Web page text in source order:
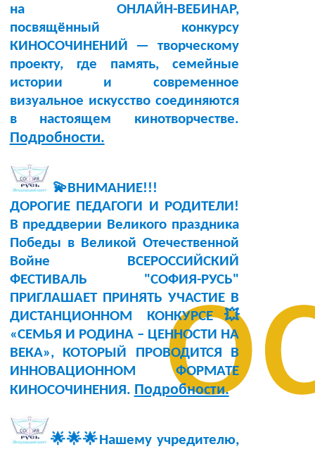
на ОНЛАЙН-ВЕБИНАР,
посвящённый конкурсу
КИНОСОЧИНЕНИЙ — творческому
проекту, где память, семейные
истории и современное
визуальное искусство соединяются
в настоящем кинотворчестве.
Подробности.
💫ВНИМАНИЕ!!!
ДОРОГИЕ ПЕДАГОГИ И РОДИТЕЛИ!
В преддверии Великого праздника
Победы в Великой Отечественной
Войне ВСЕРОССИЙСКИЙ
ФЕСТИВАЛЬ "СОФИЯ-РУСЬ"
ПРИГЛАШАЕТ ПРИНЯТЬ УЧАСТИЕ В
ДИСТАНЦИОННОМ КОНКУРСЕ💥
«СЕМЬЯ И РОДИНА – ЦЕННОСТИ НА
ВЕКА», КОТОРЫЙ ПРОВОДИТСЯ В
ИННОВАЦИОННОМ ФОРМАТЕ
КИНОСОЧИНЕНИЯ. Подробности.
🌟🌟🌟Нашему учредителю,